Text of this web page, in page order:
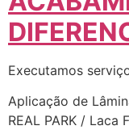
Executamos
Aplicação de
REAL PARK / Laca